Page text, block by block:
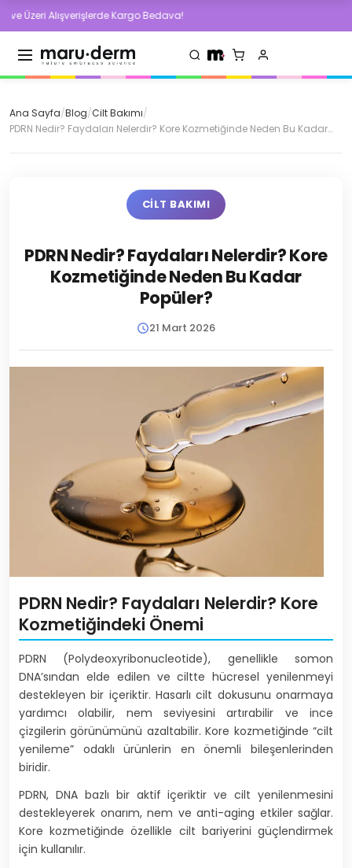
Kargo Bedava!
Ana Sayfa/Blog/Cilt Bakımı/
PDRN Nedir? Faydaları Nelerdir? Kore Kozmetiğinde Neden Bu Kadar
CILT BAKIMI
PDRN Nedir? Faydaları Nelerdir? Kore
Kozmetiğinde Neden Bu Kadar
Popüler?
21 Mart 2026
PDRN Nedir? Faydaları Nelerdir? Kore
Kozmetiğindeki Önemi
PDRN (Polydeoxyribonucleotide), genellikle somon
DNA’sından elde edilen ve ciltte hücresel yenilenmeyi
destekleyen bir içeriktir. Hasarlı cilt dokusunu onarmaya
yardımcı olabilir, nem seviyesini artırabilir ve ince
çizgilerin görünümünü azaltabilir. Kore kozmetiğinde “cilt
yenileme” odaklı ürünlerin en önemli bileşenlerinden
biridir.
PDRN, DNA bazlı bir aktif içeriktir ve cilt yenilenmesini
destekleyerek onarım, nem ve anti-aging etkiler sağlar.
Kore kozmetiğinde özellikle cilt bariyerini güçlendirmek
için kullanılır.